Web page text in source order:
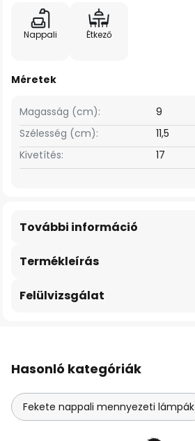
Nappali Étkező
Méretek
Szélesség (cm): 11,5
Magasság (cm): 9
Kivetítés: 17
Termékleírás
További információ
Felülvizsgálat
Hasonló kategóriák
Fekete nappali mennyezeti lámpák